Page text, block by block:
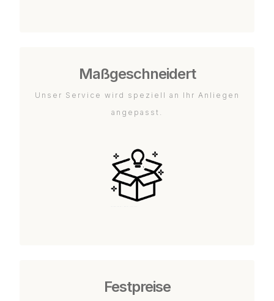
Maßgeschneidert
Unser Service wird speziell an Ihr Anliegen
angepasst.
Festpreise